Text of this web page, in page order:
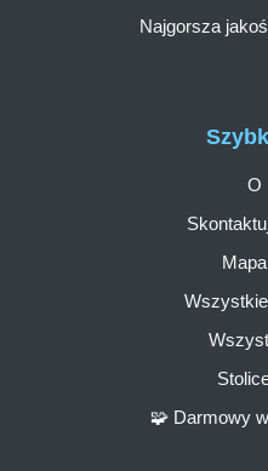
O
🧩 Darmowy
Najgorsza